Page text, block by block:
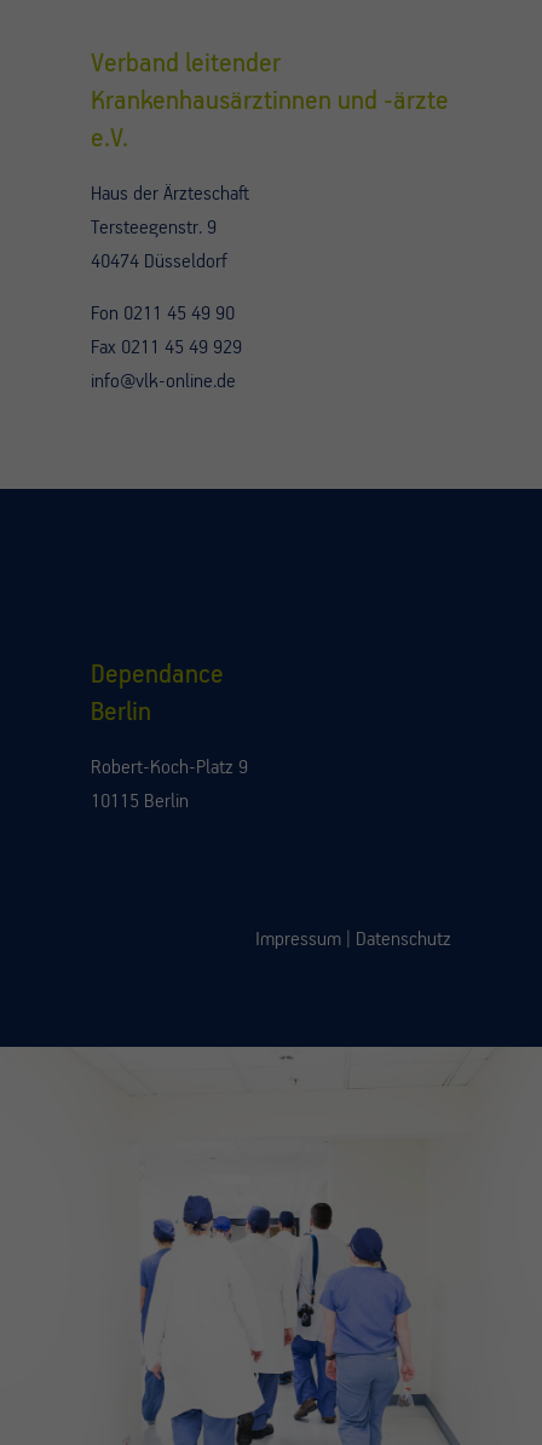
Verband leitender
Krankenhausärztinnen und -ärzte
e.V.
Haus der Ärzteschaft
Tersteegenstr. 9
40474 Düsseldorf
Fon 0211 45 49 90
Fax 0211 45 49 929
info@vlk-online.de
Dependance
Berlin
Robert-Koch-Platz 9
10115 Berlin
Impressum Datenschutz